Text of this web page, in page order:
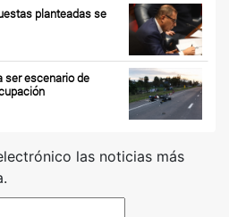
planteadas se
ser escenario de
las noticias más